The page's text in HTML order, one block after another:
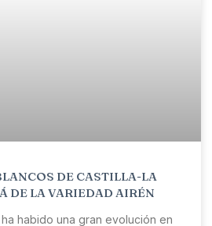
DE CASTILLA-LA
DE LA VARIEDAD AIRÉN
ha habido una gran evolución en